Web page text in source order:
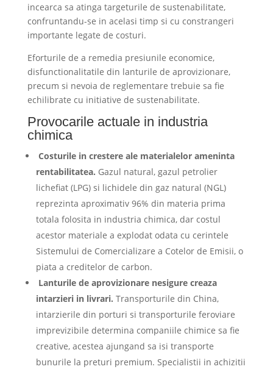
incearca sa atinga targeturile de sustenabilitate,
confruntandu-se in acelasi timp si cu constrangeri
importante legate de costuri.
Eforturile de a remedia presiunile economice,
disfunctionalitatile din lanturile de aprovizionare,
precum si nevoia de reglementare trebuie sa fie
echilibrate cu initiative de sustenabilitate.
Provocarile actuale in industria
chimica
Costurile in crestere ale materialelor ameninta
rentabilitatea. Gazul natural, gazul petrolier
lichefiat (LPG) si lichidele din gaz natural (NGL)
reprezinta aproximativ 96% din materia prima
totala folosita in industria chimica, dar costul
acestor materiale a explodat odata cu cerintele
Sistemului de Comercializare a Cotelor de Emisii, o
piata a creditelor de carbon.
Lanturile de aprovizionare nesigure creaza
intarzieri in livrari. Transporturile din China,
intarzierile din porturi si transporturile feroviare
imprevizibile determina companiile chimice sa fie
creative, acestea ajungand sa isi transporte
bunurile la preturi premium. Specialistii in achizitii